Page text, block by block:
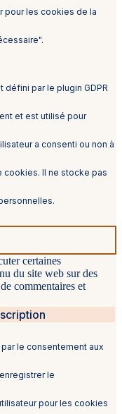
pour les cookies de la
défini par le plugin GDPR
et est utilisé pour
a consenti ou non à
cookies. Il ne stocke pas
certaines
du site web sur des
commentaires et
le consentement aux
le
pour les cookies